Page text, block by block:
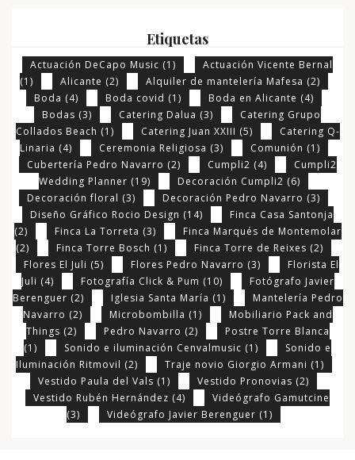
Etiquetas
Actuación DeCapo Music (1)
Actuación Vicente Bernal
(1)
Alicante (2) Alquiler de mantelería Mafesa (2)
Boda (4) Boda covid (1) Boda en Alicante (4)
Bodas (3) Catering Dalua (3)
Catering Grupo
Collados Beach (1) Catering Juan XXIII (5)
Catering Q-
Linaria (4) Ceremonia Religiosa (3) Comunión (1)
Cubertería Pedro Navarro (2) Cumpli2 (4)
Cumpli2
Wedding Planner (19) Decoración Cumpli2 (6)
Decoración floral (3) Decoración Pedro Navarro (3)
Diseño Gráfico Rocio Design (14)
Finca Casa Santonja
(2)
Finca La Torreta (3)
Finca Marqués de Montemolar
(2)
Finca Torre Bosch (1) Finca Torre de Reixes (2)
Flores El Juli (5) Flores Pedro Navarro (3)
Florista El
Juli (4) Fotografía Click & Pum (10)
Fotógrafo Javier
Berenguer (2) Iglesia Santa María (1)
Mantelería Pedro
Navarro (2) Microbombilla (1)
Mobiliario Pack and
Things (2) Pedro Navarro (2)
Postre Torre Blanca
(1)
Sonido e iluminación Cenvalmusic (1)
Sonido e
Iluminación Ritmovil (2) Traje novio Giorgio Armani (1)
Vestido Paula del Vals (1) Vestido Pronovias (2)
Vestido Rubén Hernández (4)
Videógrafo Gamutcine
(3)
Videógrafo Javier Berenguer (1)